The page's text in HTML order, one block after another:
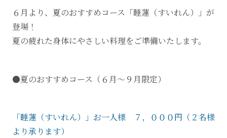
６月より、夏のおすすめコース「睡蓮（すいれん）」が
登場！
夏の疲れた身体にやさしい料理をご準備いたします。
●夏のおすすめコース（６月～９月限定）
「睡蓮（すいれん）」お一人様 ７，０００円（２名様
より承ります）